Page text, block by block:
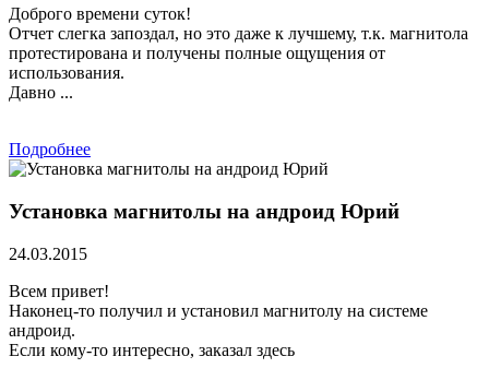
Доброго времени суток!
Отчет слегка запоздал, но это даже к лучшему, т.к. магнитола
протестирована и получены полные ощущения от
использования.
Давно ...
Подробнее
Установка магнитолы на андроид Юрий
24.03.2015
Всем привет!
Наконец-то получил и установил магнитолу на системе
андроид.
Если кому-то интересно, заказал здесь